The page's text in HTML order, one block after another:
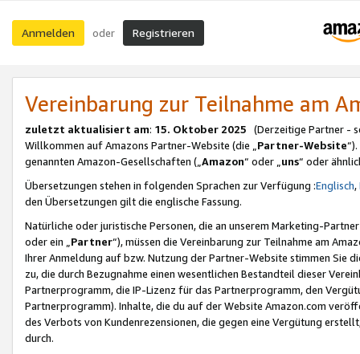
Anmelden oder Registrieren
Vereinbarung zur Teilnahme am
zuletzt aktualisiert am: 15. Oktober 2025 (Derzeitige Partner -
Willkommen auf Amazons Partner-Website (die „Partner-Website
genannten Amazon-Gesellschaften („Amazon“ oder „uns“ oder
Übersetzungen stehen in folgenden Sprachen zur Verfügung :Englisch,
den Übersetzungen gilt die englische Fassung.
Natürliche oder juristische Personen, die an unserem Marketing-
oder ein „Partner“), müssen die Vereinbarung zur Teilnahme am
Ihrer Anmeldung auf bzw. Nutzung der Partner-Website stimmen Sie
zu, die durch Bezugnahme einen wesentlichen Bestandteil dieser
Partnerprogramm, die IP-Lizenz für das Partnerprogramm, den
Partnerprogramm). Inhalte, die du auf der Website Amazon.com
des Verbots von Kundenrezensionen, die gegen eine Vergütung
durch.